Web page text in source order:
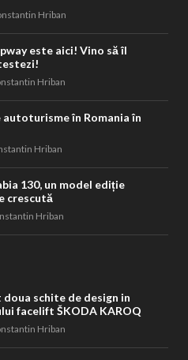
Hriban
este aici! Vino să îl
Hriban
în Romania în
Hriban
130, un model ediție
crescută
Hriban
doua schite de design in
facelift ŠKODA KAROQ
Hriban